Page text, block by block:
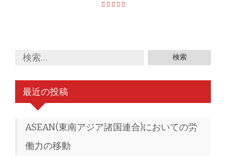
最近の投稿
ASEAN(東南アジア諸国連合)においての労
働力の移動